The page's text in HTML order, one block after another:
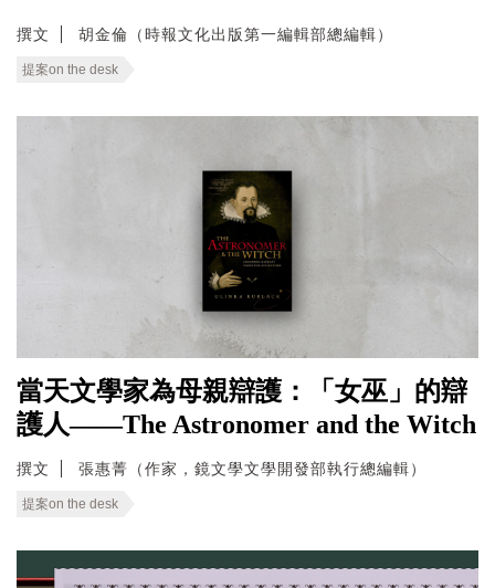
撰文 胡金倫（時報文化出版第一編輯部總編輯）
提案on the desk
當天文學家為母親辯護：「女巫」的辯
護人——The Astronomer and the Witch
撰文 張惠菁（作家，鏡文學文學開發部執行總編輯）
提案on the desk